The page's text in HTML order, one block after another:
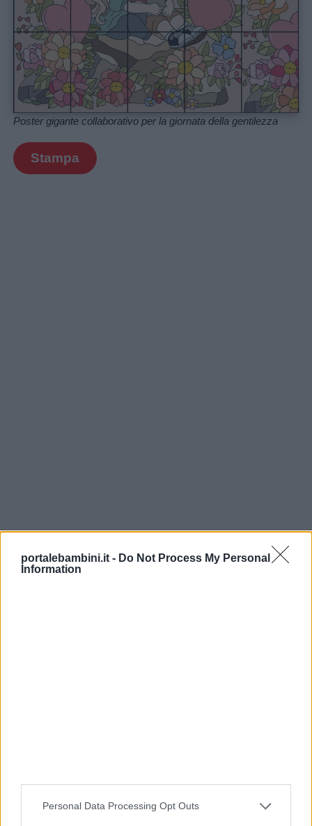
portalebambini.it - Do Not Process My Personal
Information
Personal Data Processing Opt Outs
Poster gigante collaborativo per la giornata della gentilezza
Stampa